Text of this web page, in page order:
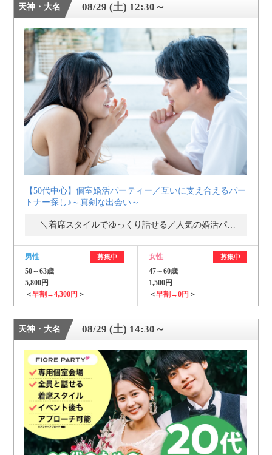
PR
約1,300店の中から
おすすめの優良結婚相談所をご紹介
個人情報保護のため
プライバシーマークを取得しております
天神・大名 08/29 (土) 12:30～
【50代中心】個室婚活パーティー／互いに支え合えるパー
トナー探し♪～真剣な出会い～
＼着席スタイルでゆっくり話せる／人気の婚活パーティー・街コン
男性 募集中
50～63歳
5,800円
＜早割→4,300円 ＞
女性 募集中
47～60歳
1,500円
＜早割→0円 ＞
天神・大名 08/29 (土) 14:30～